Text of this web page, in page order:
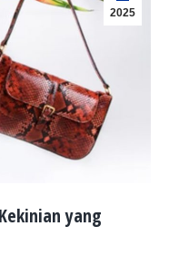
2025
yang